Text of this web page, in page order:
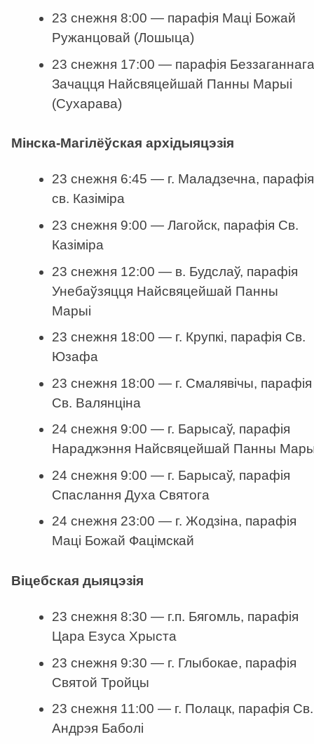
23 снежня 8:00 — парафія Маці Божай
Ружанцовай (Лошыца)
23 снежня 17:00 — парафія Беззаганнага
Зачацця Найсвяцейшай Панны Марыі
(Сухарава)
Мінска-Магілёўская архідыяцэзія
23 снежня 6:45 — г. Маладзечна, парафія
св. Казіміра
23 снежня 9:00 — Лагойск, парафія Св.
Казіміра
23 снежня 12:00 — в. Будслаў, парафія
Унебаўзяцця Найсвяцейшай Панны
Марыі
23 снежня 18:00 — г. Крупкі, парафія Св.
Юзафа
23 снежня 18:00 — г. Смалявічы, парафія
Св. Валянціна
24 снежня 9:00 — г. Барысаў, парафія
Нараджэння Найсвяцейшай Панны
24 снежня 9:00 — г. Барысаў, парафія
Спаслання Духа Святога
24 снежня 23:00 — г. Жодзіна, парафія
Маці Божай Фацімскай
Віцебская дыяцэзія
23 снежня 8:30 — г.п. Бягомль, парафія
Цара Езуса Хрыста
23 снежня 9:30 — г. Глыбокае, парафія
Святой Тройцы
23 снежня 11:00 — г. Полацк, парафія Св.
Андрэя Баболі